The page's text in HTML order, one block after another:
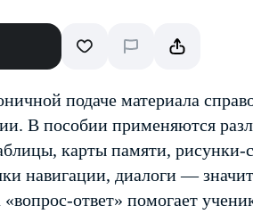
подаче материала
В пособии применяются
карты памяти,
навигации, диалоги —
ответ» помогает